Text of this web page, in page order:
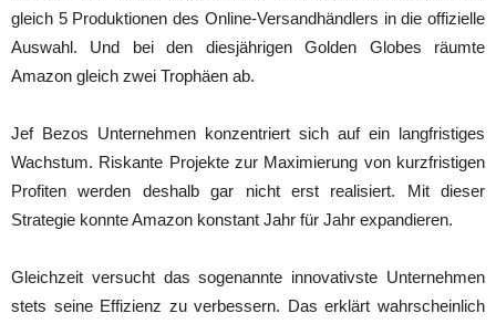
gleich 5 Produktionen des Online-Versandhändlers in die offizielle
Auswahl. Und bei den diesjährigen Golden Globes räumte
Amazon gleich zwei Trophäen ab.
Jef Bezos Unternehmen konzentriert sich auf ein langfristiges
Wachstum. Riskante Projekte zur Maximierung von kurzfristigen
Profiten werden deshalb gar nicht erst realisiert. Mit dieser
Strategie konnte Amazon konstant Jahr für Jahr expandieren.
Gleichzeit versucht das sogenannte innovativste Unternehmen
stets seine Effizienz zu verbessern. Das erklärt wahrscheinlich